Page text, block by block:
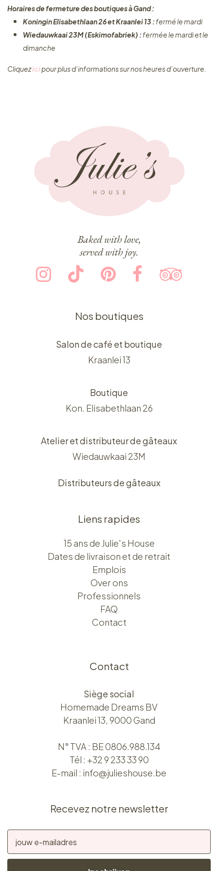
Horaires de fermeture des boutiques à Gand :
Koningin Elisabethlaan 26 et Kraanlei 13 :fermé le mardi
Wiedauwkaai 23M (Eskimofabriek) :fermée le mardi et le
dimanche
Cliquez ​icipour plus d’informations sur nos heures d’ouverture.
Baked with love,
served with joy.
Nos boutiques
Salon de café et boutique
Kraanlei 13
Boutique
Kon. Elisabethlaan 26
Atelier et distributeur de gâteaux
Wiedauwkaai 23M
Distributeurs de gâteaux
Liens rapides
15 ans de Julie's House
Dates de livraison et de retrait
Emplois
Over ons​​
Professionnels
FAQ
Contact
Contact
Siège social
Homemade Dreams BV
Kraanlei 13, 9000 Gand
N° TVA : BE 0806.988.134
Tél : +32 9 233 33 90
E-mail : info@julieshouse.be
Recevez notre newsletter